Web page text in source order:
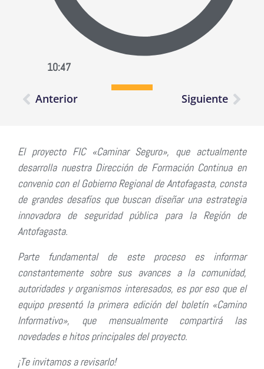
10:47
Anterior Siguiente
El proyecto FIC «Caminar Seguro», que actualmente
desarrolla nuestra Dirección de Formación Continua en
convenio con el Gobierno Regional de Antofagasta, consta
de grandes desafíos que buscan diseñar una estrategia
innovadora de seguridad pública para la Región de
Antofagasta.
Parte fundamental de este proceso es informar
constantemente sobre sus avances a la comunidad,
autoridades y organismos interesados, es por eso que el
equipo presentó la primera edición del boletín «Camino
Informativo», que mensualmente compartirá las
novedades e hitos principales del proyecto.
¡Te invitamos a revisarlo!